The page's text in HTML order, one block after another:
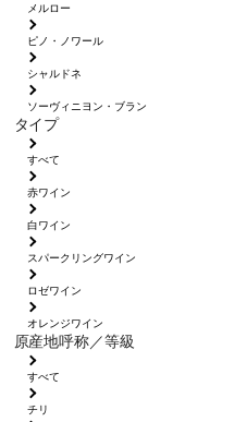
メルロー
ピノ・ノワール
シャルドネ
ソーヴィニヨン・ブラン
タイプ
すべて
赤ワイン
白ワイン
スパークリングワイン
ロゼワイン
オレンジワイン
原産地呼称／等級
すべて
チリ